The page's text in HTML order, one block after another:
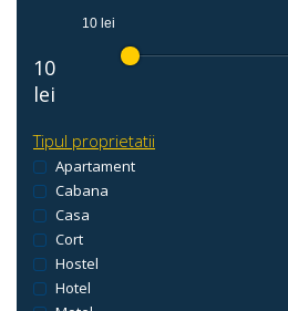
10
lei
10 lei
Tipul proprietatii
Apartament
Cabana
Casa
Cort
Hostel
Hotel